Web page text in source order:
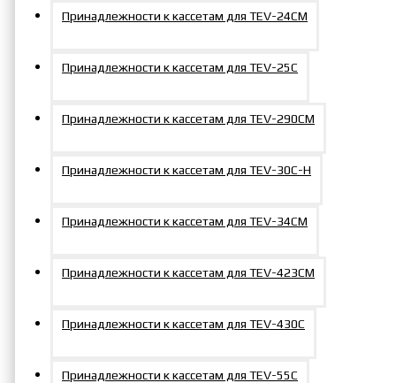
Принадлежности к кассетам для TEV-24CМ
Принадлежности к кассетам для TEV-25C
Принадлежности к кассетам для TEV-290СM
Принадлежности к кассетам для TEV-30С-Н
Принадлежности к кассетам для TEV-34CМ
Принадлежности к кассетам для TEV-423СM
Принадлежности к кассетам для TEV-430C
Принадлежности к кассетам для TEV-55C